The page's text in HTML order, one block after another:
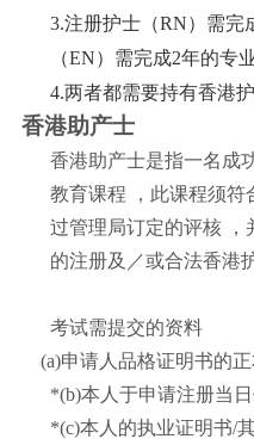
3.注册护士（RN）需完
（EN）需完成2年的专
4.两者都需要持有香港护
香港助产士
香港助产士是指一名成
教育课程 ，此课程须符
过管理局订定的评核 ，
的注册及／或合法香港
考试需提交的资料
(a)申请人品格证明书的正
*(b)本人于申请注册当
*(c)本人的执业证明书/